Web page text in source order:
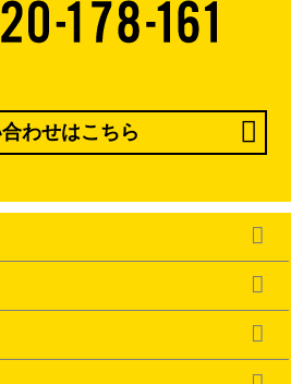
わせはこちら